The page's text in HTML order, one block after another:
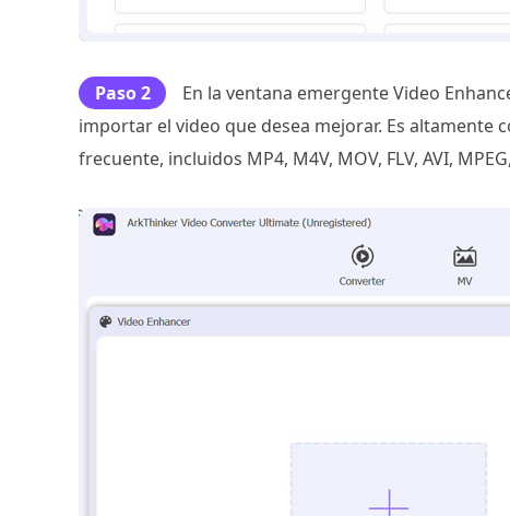
Paso 2
En la ventana emergente Video
importar el video que desea mejorar. Es
frecuente, incluidos MP4, M4V, MOV, FLV, AVI,